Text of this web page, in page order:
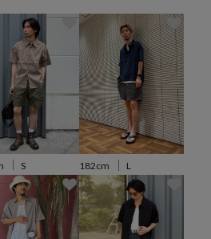
っています。
緩さを活かしたスタイリングがおすすめ
体ずつでも様々なコーデに対応できま
のデニムやカーゴパンツから、スラッ
イルにも対応できます。
のカラーを表記しております為、タグ
S 182cm L